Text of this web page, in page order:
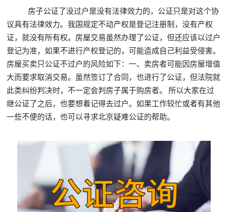
房子公证了没过户是没有法律效力的，公证只是对这个协
议具有法律效力。我国规定不动产权是登记注册制，没有产权
证，就没有所有权。房屋交易虽然办理了公证，但还应该以过户
登记为准，如果不进行产权登记的，可能造成自己利益受侵害。
房屋买卖只公证不过户的风险如下：一、卖房者可能因房屋增值
大而要求取消交易。虽然签订了合同，也进行了公证，但法院就
此类纠纷判决时，不一定会判房子属于购房者。 所以大家在过
继公证了之后，也要想着记得去过户。如果工作较忙或者有其他
一些不便的话，也可以寻求北京疑难公证的帮助。